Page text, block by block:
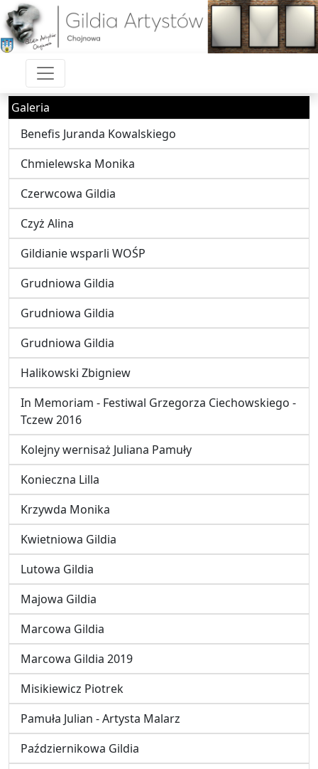
Galeria
Benefis Juranda Kowalskiego
Chmielewska Monika
Czerwcowa Gildia
Czyż Alina
Gildianie wsparli WOŚP
Grudniowa Gildia
Grudniowa Gildia
Grudniowa Gildia
Halikowski Zbigniew
In Memoriam - Festiwal Grzegorza Ciechowskiego -
Tczew 2016
Kolejny wernisaż Juliana Pamuły
Konieczna Lilla
Krzywda Monika
Kwietniowa Gildia
Lutowa Gildia
Majowa Gildia
Marcowa Gildia
Marcowa Gildia 2019
Misikiewicz Piotrek
Pamuła Julian - Artysta Malarz
Październikowa Gildia